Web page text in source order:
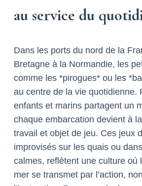
au service du
Dans les ports du nord de la
Bretagne à la Normandie, les
comme les *pirogues* ou les
au centre de la vie quotidienne.
enfants et marins partagent un
chaque embarcation devient à
travail et objet de jeu. Ces jeux
improvisés sur les quais ou
calmes, reflètent une culture où
mer se transmet par l’action,